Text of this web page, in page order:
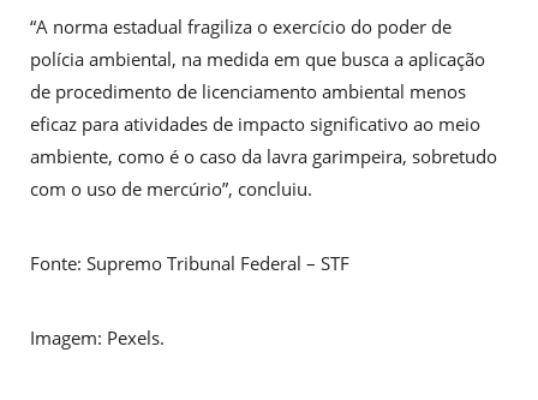
“A norma estadual fragiliza o exercício do poder de
polícia ambiental, na medida em que busca a aplicação
de procedimento de licenciamento ambiental menos
eficaz para atividades de impacto significativo ao meio
ambiente, como é o caso da lavra garimpeira, sobretudo
com o uso de mercúrio”, concluiu.
Fonte: Supremo Tribunal Federal – STF
Imagem: Pexels.